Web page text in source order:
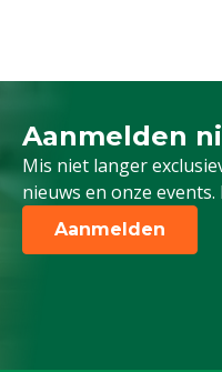
Aanmelden
Mis niet langer
nieuws en onze
Schrijf je in voor
Aanmelden